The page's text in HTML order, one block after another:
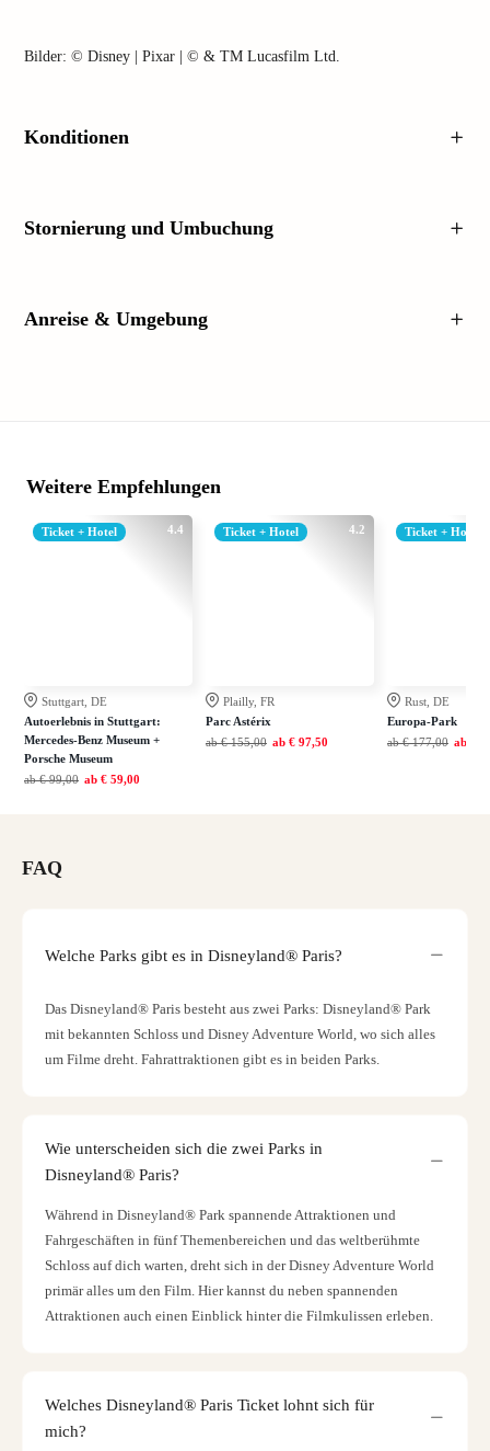
Bilder: © Disney | Pixar | © & TM Lucasfilm Ltd.
Konditionen
Stornierung und Umbuchung
Anreise & Umgebung
Weitere Empfehlungen
4.4
Ticket + Hotel
Stuttgart, DE
Autoerlebnis in Stuttgart:
Mercedes-Benz Museum +
Porsche Museum
ab € 99,00 ab € 59,00
4.2
Ticket + Hotel
Plailly, FR
Parc Astérix
ab € 155,00 ab € 97,50
Ticket + Hotel
Rust, DE
Europa-Park
ab € 177,00 ab
FAQ
Welche Parks gibt es in Disneyland® Paris?
Das Disneyland® Paris besteht aus zwei Parks: Disneyland® Park
mit bekannten Schloss und Disney Adventure World, wo sich alles
um Filme dreht. Fahrattraktionen gibt es in beiden Parks.
Wie unterscheiden sich die zwei Parks in
Disneyland® Paris?
Während in Disneyland® Park spannende Attraktionen und
Fahrgeschäften in fünf Themenbereichen und das weltberühmte
Schloss auf dich warten, dreht sich in der Disney Adventure World
primär alles um den Film. Hier kannst du neben spannenden
Attraktionen auch einen Einblick hinter die Filmkulissen erleben.
Welches Disneyland® Paris Ticket lohnt sich für
mich?